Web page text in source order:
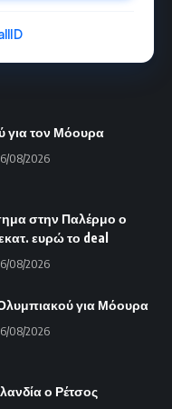
για τον Μόουρα
08/2026
στην Παλέρμο ο
ευρώ το deal
08/2026
για Μόουρα
08/2026
ο Ρέτσος